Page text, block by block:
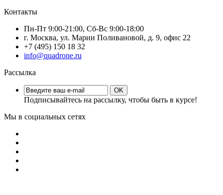
Контакты
Пн-Пт 9:00-21:00, Сб-Вс 9:00-18:00
г. Москва, ул. Марии Поливановой, д. 9, офис 22
+7 (495) 150 18 32
info@quadrone.ru
Рассылка
OK
Подписывайтесь на рассылку, чтобы быть в курсе!
Мы в социальных сетях